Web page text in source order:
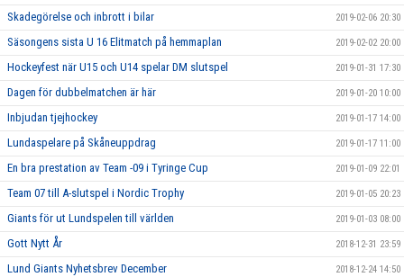
Skadegörelse och inbrott i bilar 2019-02-06 20:30
Säsongens sista U 16 Elitmatch på hemmaplan 2019-02-02 20:00
Hockeyfest när U15 och U14 spelar DM slutspel 2019-01-31 17:30
Dagen för dubbelmatchen är här 2019-01-20 10:00
Inbjudan tjejhockey 2019-01-17 14:00
Lundaspelare på Skåneuppdrag 2019-01-17 11:00
En bra prestation av Team -09 i Tyringe Cup 2019-01-09 22:01
Team 07 till A-slutspel i Nordic Trophy 2019-01-05 20:23
Giants för ut Lundspelen till världen 2019-01-03 08:00
Gott Nytt År 2018-12-31 23:59
Lund Giants Nyhetsbrev December 2018-12-24 14:50